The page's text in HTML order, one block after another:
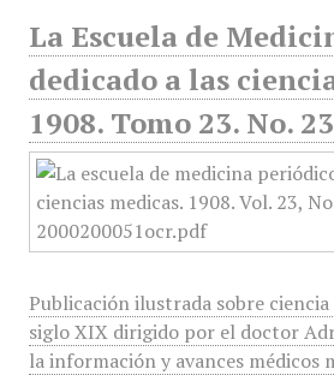
La Escuela de
dedicado a las
1908. Tomo 23. No.
Publicación ilustrada sobre
siglo XIX dirigido por el doctor
la información y avances médicos